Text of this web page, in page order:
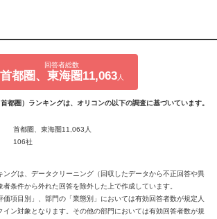
回答者総数
首都圏、東海圏11,063人
都圏）ランキングは、オリコンの以下の調査に基づいています。
首都圏、東海圏11,063人
106社
グは、データクリーニング（回収したデータから不正回答や異
条件から外れた回答を除外した上で作成しています。
項目別」、部門の「業態別」においては有効回答者数が規定人
イン対象となります。その他の部門においては有効回答者数が規